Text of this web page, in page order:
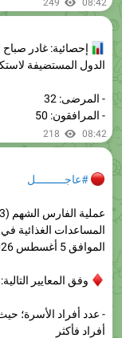
الدول المستضيفة
- المرضى: 32
218 08:42
#عاجـــــــــل
الموافق 5 أغسطس 2026.
وفق المعايير التالية:
- على أن تستكمل